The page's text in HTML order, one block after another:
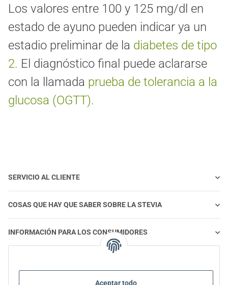
Aceptar todo
Los valores entre 100 y 125 mg/dl en
estado de ayuno pueden indicar ya un
estadio preliminar de la diabetes de tipo
2. El diagnóstico final puede aclararse
con la llamada prueba de tolerancia a la
glucosa (OGTT).
SERVICIO AL CLIENTE
COSAS QUE HAY QUE SABER SOBRE LA STEVIA
INFORMACIÓN PARA LOS CONSUMIDORES